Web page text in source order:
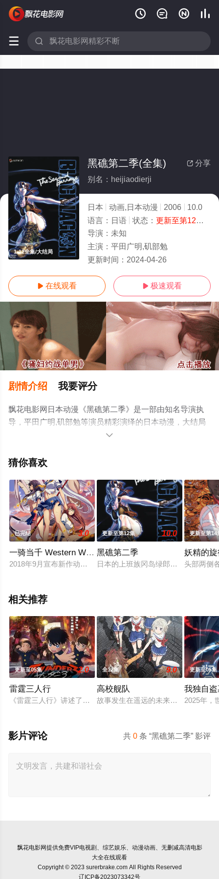
   
 
1-12全集/大结局
 分享
黑礁第二季(全集)
别名：heijiaodierji
日本 动画,日本动漫 2006
10.0
语言： 日语 状态： 更新至第12集
导演： 未知
主演： 平田广明,矶部勉
更新时间： 2024-04-26
 在线观看  极速观看
剧情介绍 我要评分
飘花电影网日本动漫《黑礁第二季》是一部由知名导演执
导，平田广明,矶部勉等演员精彩演绎的日本动漫，大结局
剧情已揭晓（1-12全集），手机免费观看高清未删减完整
漫、电视猫或剧情网等平台了解。

猜你喜欢
已完结 3.0
一骑当千 Western Wolves
2018年9月宣布新作动画制作决定，故事接续2015年版的OVA
更新至第12集 10.0
黑礁第二季
日本的上班族冈岛绿郎在一次去东
更新至第14
妖精的
头部两侧
相关推荐
更新至05集 2.0
雷霆三人行
《雷霆三人行》讲述了三个青梅竹马的挚友拼命寻找失踪少女
全12集 9.0
高校舰队
故事发生在遥远的未来，彼时，大陆
更新至05集
我独自
2025年，
共0 条 “黑礁第二季” 影评
影片评论
飘花电影网提供免费VIP电视剧、综艺娱乐、动漫动画、无删减高清电影
大全在线观看
Copyright © 2023 surerbrake.com All Rights Reserved
辽ICP备2023073342号